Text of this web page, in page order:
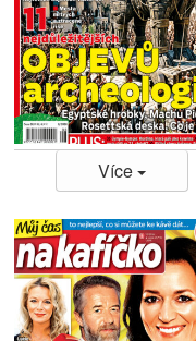
Více